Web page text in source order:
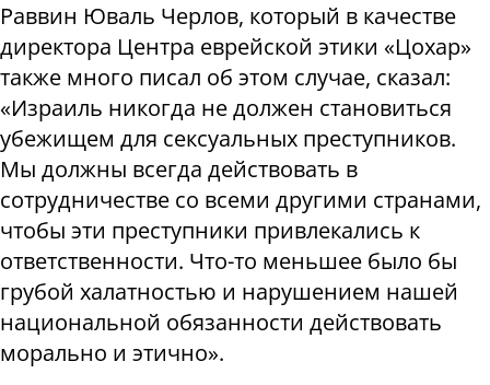
Раввин Юваль Черлов, который в качестве
директора Центра еврейской этики «Цохар»
также много писал об этом случае, сказал:
«Израиль никогда не должен становиться
убежищем для сексуальных преступников.
Мы должны всегда действовать в
сотрудничестве со всеми другими странами,
чтобы эти преступники привлекались к
ответственности. Что-то меньшее было бы
грубой халатностью и нарушением нашей
национальной обязанности действовать
морально и этично».